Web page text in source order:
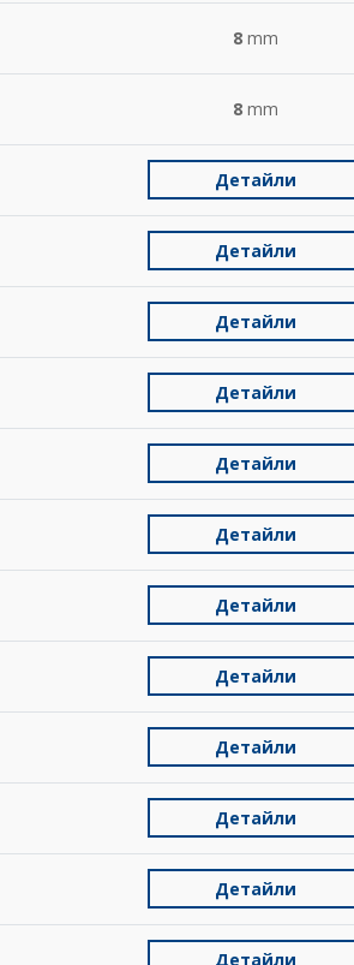
8 mm
8 mm
Детайли
Детайли
Детайли
Детайли
Детайли
Детайли
Детайли
Детайли
Детайли
Детайли
Детайли
Детайли